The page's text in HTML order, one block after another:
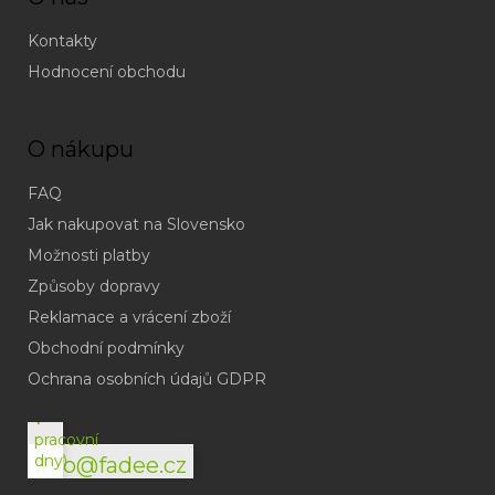
Kontakty
Hodnocení obchodu
O nákupu
FAQ
Jak nakupovat na Slovensko
Možnosti platby
Způsoby dopravy
Reklamace a vrácení zboží
Obchodní podmínky
Ochrana osobních údajů GDPR
info@fadee.cz
(odpověď
do
v
pracovní
dny)
(Po-